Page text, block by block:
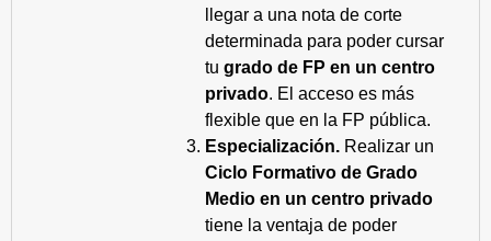
llegar a una nota de corte
determinada para poder cursar
tu grado de FP en un centro
privado. El acceso es más
flexible que en la FP pública.
Especialización. Realizar un
Ciclo Formativo de Grado
Medio en un centro privado
tiene la ventaja de poder